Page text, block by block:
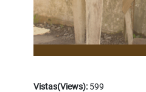
Vistas(Views): 599